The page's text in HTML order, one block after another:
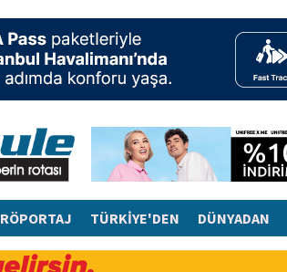
RÖPORTAJ TÜRKİYE'DEN DÜNYADAN